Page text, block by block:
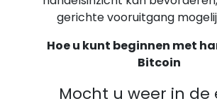
gerichte vooruitgang
Hoe u kunt beginnen met
Bitcoin
Mocht u weer in de